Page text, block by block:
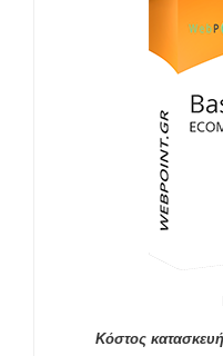
Κόστος